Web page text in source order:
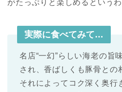
がたっぷりと楽しめるというわ
実際に食べてみて…
名店“一幻”らしい海老の旨
され、香ばしくも豚骨との
それによってコク深く奥行